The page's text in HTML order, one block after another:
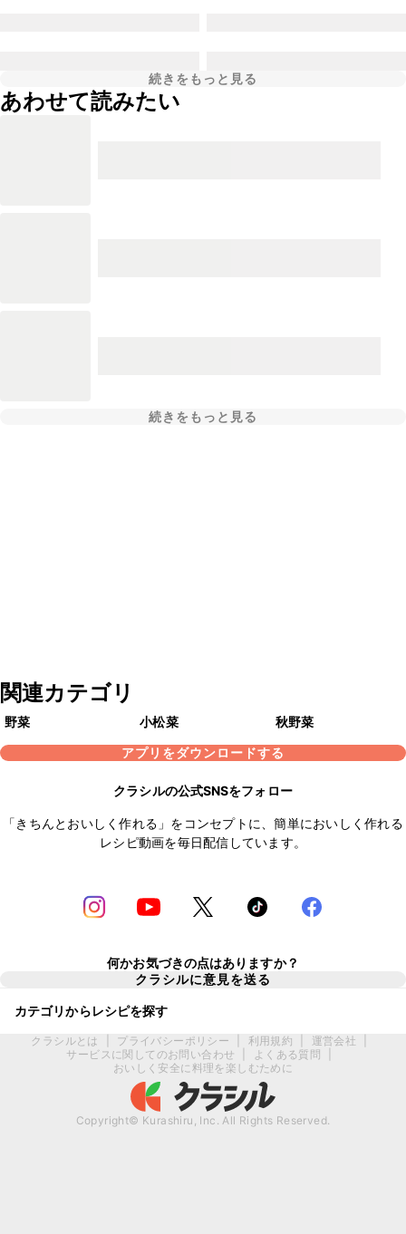
続きをもっと見る
あわせて読みたい
続きをもっと見る
関連カテゴリ
野菜 小松菜
秋野菜
アプリをダウンロードする
クラシルの公式SNSをフォロー
「きちんとおいしく作れる」をコンセプトに、簡単においしく作れる
レシピ動画を毎日配信しています。
何かお気づきの点はありますか？
クラシルに意見を送る
カテゴリからレシピを探す
クラシルとは プライバシーポリシー 利用規約 運営会社
サービスに関してのお問い合わせ
よくある質問
おいしく安全に料理を楽しむために
Copyright© Kurashiru, Inc. All Rights Reserved.